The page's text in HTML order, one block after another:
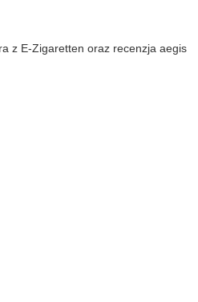
z E-Zigaretten oraz recenzja aegis